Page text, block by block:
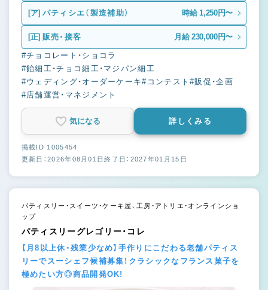
[ア] パティシエ（製造補助） 時給 1,250円〜
[正] 販売・接客 月給 230,000円〜
#チョコレート・ショコラ
#飴細工・チョコ細工・マジパン細工
#ウェディング・オーダーケーキ#コンテスト#販促・企画
#店舗運営・マネジメント
気になる 詳しくみる
掲載ID 1005454
更新日：2026年08月01日終了日：2027年01月15日
パティスリー・スイーツ・ケーキ屋、工房・アトリエ・オンラインショ
ップ
パティスリーグレゴリー・コレ
【月8以上休・残業少なめ】手作りにこだわる老舗パティス
リーでスーシェフ候補募集！クラシックなフランス菓子を
極めたい方◎商品開発OK!